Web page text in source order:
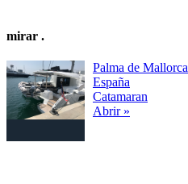
mirar .
Palma de Mallorca
España
Catamaran
Abrir »